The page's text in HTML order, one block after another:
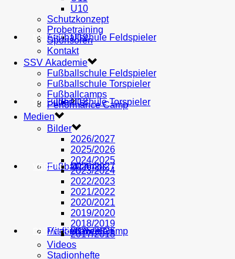
AH U19
U18
U17
U16
Fußballschule Feldspieler
Fußballschule Torspieler
Fußballcamps
Performance Camp
MEDIEN
Bilder
2026/2027
2025/2026
SHOP
VEREIN
Mitglied werden
PARTNER
U10
Schutzkonzept
Probetraining
Sponsoren
Kontakt
SSV Akademie
Fußballschule Feldspieler
Fußballschule Torspieler
Fußballcamps
Performance Camp
Medien
Bilder
2026/2027
2025/2026
2024/2025
2023/2024
2022/2023
2021/2022
2020/2021
2019/2020
2018/2019
2017/2018
Videos
Stadionhefte